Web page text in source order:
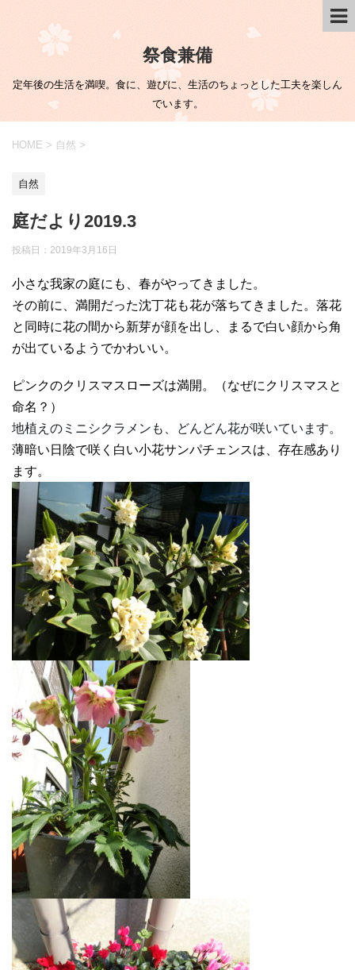
祭食兼備
定年後の生活を満喫。食に、遊びに、生活のちょっとした工夫を楽しん
でいます。
HOME > 自然 >
自然
庭だより2019.3
投稿日： 2019年3月16日
小さな我家の庭にも、春がやってきました。
その前に、満開だった沈丁花も花が落ちてきました。落花
と同時に花の間から新芽が顔を出し、まるで白い顔から角
が出ているようでかわいい。
ピンクのクリスマスローズは満開。（なぜにクリスマスと
命名？）
地植えのミニシクラメンも、どんどん花が咲いています。
薄暗い日陰で咲く白い小花サンパチェンスは、存在感あり
ます。